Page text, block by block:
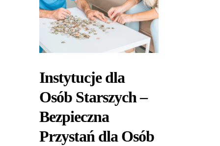
Instytucje dla
Osób Starszych –
Bezpieczna
Przystań dla Osób